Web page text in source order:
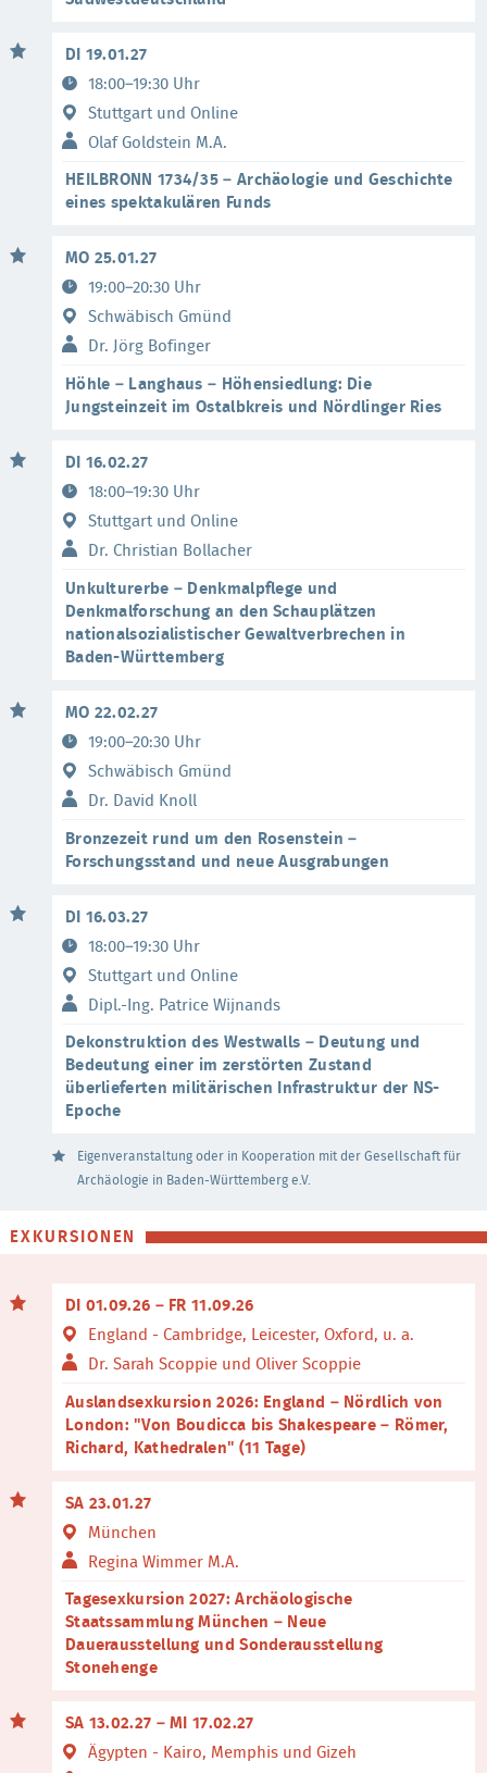
DI 19.01.27
18:00–19:30 Uhr
Stuttgart und Online
Olaf Goldstein M.A.
HEILBRONN 1734/35 – Archäologie und Geschichte
eines spektakulären Funds
MO 25.01.27
19:00–20:30 Uhr
Schwäbisch Gmünd
Dr. Jörg Bofinger
Höhle – Langhaus – Höhensiedlung: Die
Jungsteinzeit im Ostalbkreis und Nördlinger Ries
DI 16.02.27
18:00–19:30 Uhr
Stuttgart und Online
Dr. Christian Bollacher
Unkulturerbe – Denkmalpflege und
Denkmalforschung an den Schauplätzen
nationalsozialistischer Gewaltverbrechen in
Baden-Württemberg
MO 22.02.27
19:00–20:30 Uhr
Schwäbisch Gmünd
Dr. David Knoll
Bronzezeit rund um den Rosenstein –
Forschungsstand und neue Ausgrabungen
DI 16.03.27
18:00–19:30 Uhr
Stuttgart und Online
Dipl.-Ing. Patrice Wijnands
Dekonstruktion des Westwalls – Deutung und
Bedeutung einer im zerstörten Zustand
überlieferten militärischen Infrastruktur der NS-
Epoche
Eigenveranstaltung oder in Kooperation mit der Gesellschaft für
Archäologie in Baden-Württemberg e.V.
EXKURSIONEN
DI 01.09.26 – FR 11.09.26
England - Cambridge, Leicester, Oxford, u. a.
Dr. Sarah Scoppie und Oliver Scoppie
Auslandsexkursion 2026: England – Nördlich von
London: "Von Boudicca bis Shakespeare – Römer,
Richard, Kathedralen" (11 Tage)
SA 23.01.27
München
Regina Wimmer M.A.
Tagesexkursion 2027: Archäologische
Staatssammlung München – Neue
Dauerausstellung und Sonderausstellung
Stonehenge
SA 13.02.27 – MI 17.02.27
Ägypten - Kairo, Memphis und Gizeh